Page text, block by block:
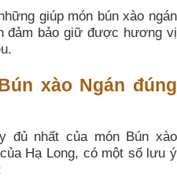
giúp món bún xào ngán
đảm bảo giữ được hương vị
xào Ngán đúng
đủ nhất của món Bún xào
Hạ Long, có một số lưu ý